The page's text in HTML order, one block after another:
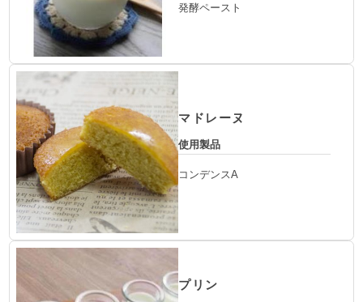
発酵ペースト
マドレーヌ
使用製品
コンデンスA
プリン